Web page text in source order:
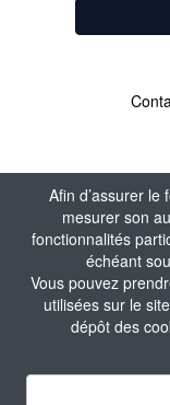
Afin d’assurer
mesurer son
fonctionnalités
échéant
Vous pouvez
utilisées sur le
dépôt des